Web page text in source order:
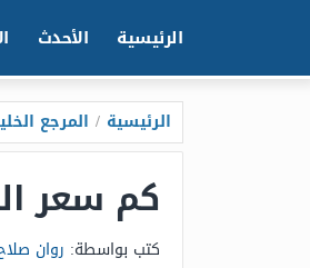
الرئيسية الأحدث
الرئيسية / المرجع
كم سعر
كتب بواسطة: روان